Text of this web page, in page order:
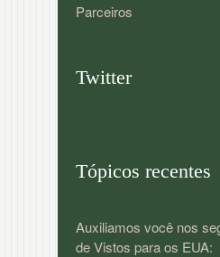
Parceiros
Twitter
Tópicos recentes
Auxiliamos você nos
de Vistos para os EUA: